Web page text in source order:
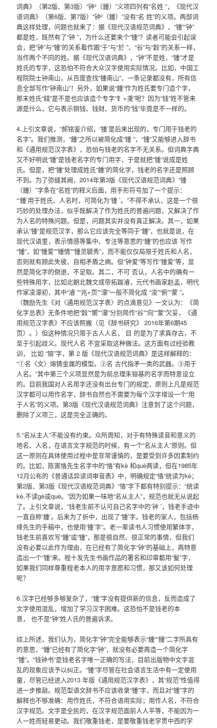
词典》（第2版、第3版）“钟²（鍾）”义项四列有“名姓 ”，《现代汉
语词典》（第6版、第7版）“钟²（鍾）”没有“名 姓”的义项。两部词
典这样处理，问题也就来了：据《现代汉语规范词典》，“锺”“钟”
都是姓，既然有了“钟 ”，为什么还要来个“锺”？读者可能会引起误
会，把“钟”与“锺”的关系看作跟“于”与“於 ”、“谷”与“穀”的关系一样，
当作两个不同的姓。据《现代汉语词典》，“钟”不是姓，“锺”才是
姓氏的专字，这恐怕不符合大众汉字使用实际情况。比如，中国工
程院院士钟南山，从百度查找“锺南山”，一条记录都没有，所有信
息全部写作“钟南山”！另外，如果说“鍾”作为姓氏要专门造个字，
那末姓氏“錢”是不是也应该造个专字“钅+戔”呢？因为“钱”姓不管来
源是什么，它与表示铜钱、钱财、货币的“钱”毕竟是不一样的。
4.上引文章说，“郝铭鉴介绍，‘锺’是后来出现的，专门用于钱老的
名字”。我们推测，“鍾”之所以被简化成“锺 ”，“锺”又能够进入辞书
和《通用规范汉字表》，恐怕与钱老的名字不无关系。但词典字典
又不好明说“锺”是钱老名字的专门用字，于是就把“锺”说成是姓
氏。但是，把“锺”处理成姓氏“鍾”的简化字，钱老的名字还是照顾
不到。为了弥缝其阙，2014年第3版《现代汉语规范词典》“锺
（鍾）”字条在“名姓”的释义后面，用手形符号加了一个提示：
“‘鍾’用于姓氏、人名时，可简化为‘锺 ’。”不得不承认，这是一个很
巧妙的处理办法，似乎既解决了作为姓氏的普遍问题，又解决了作
为人名的特殊问题。但是，问题其实并没有真正解决。其一，如果
承认“锺”是规范汉字，那么它应该完全等同于“鍾”，也就是说，在
现代汉语里，表示情感等集中、专注等意思的“鍾”的也应该 写作
“锺”，如“锺爱”“锺情”“锺灵毓秀”，而不能仅仅局限于姓氏和人名，
否则就有顾此失彼、自相矛盾之病。但“钟爱”等写作“锺爱”等，显
然是简化字的倒退，不足取。其二，不可 否认，人名中的确有一
些特殊用字，比如北朝北魏文成帝拓跋濬，元代书画家赵孟，明代
作家凌濛初，其中“濬 ”“兆+页”“濛”一般不简化成 “浚”“俯”“蒙 ”。
（魏励先生《对〈通用规范汉字表〉的点滴意见》一文认为：《简
化字总表》无条件地把“穀”“嚮”“濛”分别简作“谷”“向”“蒙”欠妥，《通
用规范汉字表》不应该照搬（见《辞书研究》 2016年第6期45
页）。）但这种情况只限于古人人名， 目 的是为了求真存古，不
至于引起歧义。现代人名 不宜采取这种做法。这方面有过经验教
训， 比如 “镕”字，第 2 版《现代汉语规范词典》是这样解释的：
“①名〈文〉熔铸金属的模型。②名 古代指矛一类的武器。③用于
人名。”其中第三个义项显然是为前总理朱镕基的名字而特意设立
的。目前我国对人名用字还没有出台专门的规定，原则上凡是规范
汉字都可以用作名字，辞书自然也不需要为每个汉字增设一个“用
于人名”的义项。第3版《现代汉语规范词典》注意到了这个问题，
删除了义项三，这是完全正确的。
5.“名从主人”不能没有约束。众所周知，对于有特殊读音和意义的
地名、人名，在语言文字规范的时候，有一个“名从主人”原则。但
这一原则在具体使用过程中是非常谨慎的，是要受到许多因素制约
的。比如，陈寅恪先生名字中的“恪”有kè 和què两读，但在1985年
12月公布的《普通话异读词审音表》中，明确规定“恪”统读为kè；
第2版、第3版《现代汉语规范词典》“恪”字下都有特别提示：“统读
kè,不读gè或què。”因为如果一味地“名从主人”，规范也就无从说起
了。上引文章说，“钱老生前不认可自己名字中的‘钟 ’，钱老手迹中
一直自称‘鍾’。后来为了折中，出现了‘锺’字。钱老的家人，包括杨
绛先生的手稿中，也使用‘锺’字”。老一辈读书人习惯使用繁体字，
钱老生前喜欢写“鍾”或“锺”，那是很自然、很正常的事情，但我们
没有必要以此作为理由，在已经有了简化字“钟”的基础上，再特意
造出一个“锺”来。程十发先生书画作品的署名和印章都用“髮”字，
如果我们同样尊重程老本人的用字意愿和习惯，那又该如何处理
呢？
6.汉字已经够多够复杂了，“锺”字没有提供新的信息，反而造成了
文字使用混乱，增加了学习汉字困难。这恐怕不是钱老的本
意， 也不是“钟”姓人氏的普遍诉求。
综上所述，我们认为，简化字“钟”完全能够表示“鍾”“鐘”二字所具有
的意思，“鍾”已经有了简化字“钟”，就没有必要再造一个简化字
“锺”。“钱钟书”是钱老名字唯一正确的写法，目前出版物中文字混
乱的现象应该予以纠正。“锺”字尽管在社会语言生活中有一定使用
量，尽管已经进入2013 年版《通用规范汉字表》，其“规范”性值得
进一步推敲。规范型语文辞书不应该收录“锺”字，而且对“锺”字的
解释也不够准确：用作姓氏，不符合语用实际；用作人名，不符合
汉字规范。文字是全民的，在汉字规范面前人人平等，不能因为一
人一姓而轻易更动。我们敬重钱老，是要敬重钱老学贯中西的学